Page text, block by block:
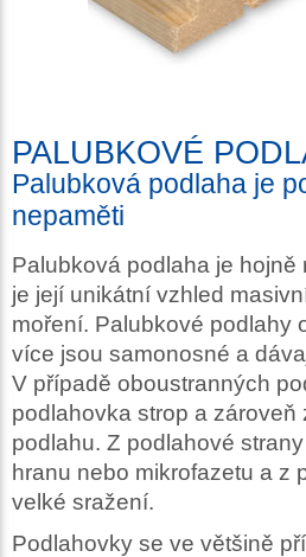
PALUBKOVÉ
Palubková podlaha je
nepaměti
Palubková podlaha je hojně
je její unikátní vzhled
moření. Palubkové podlahy
více jsou samonosné a
V případě oboustranných
podlahovka strop a zároveň
podlahu. Z podlahové
hranu nebo mikrofazetu a z
velké sražení.
Podlahovky se ve většině